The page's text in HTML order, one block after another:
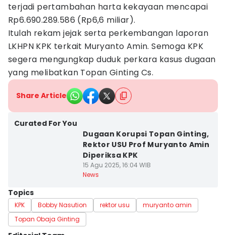
terjadi pertambahan harta kekayaan mencapai
Rp6.690.289.586 (Rp6,6 miliar).
Itulah rekam jejak serta perkembangan laporan
LKHPN KPK terkait Muryanto Amin. Semoga KPK
segera mengungkap duduk perkara kasus dugaan
yang melibatkan Topan Ginting Cs.
Share Article
Curated For You
Dugaan Korupsi Topan Ginting,
Rektor USU Prof Muryanto Amin
Diperiksa KPK
15 Agu 2025, 16:04 WIB
News
Topics
KPK Bobby Nasution rektor usu
muryanto amin
Topan Obaja Ginting